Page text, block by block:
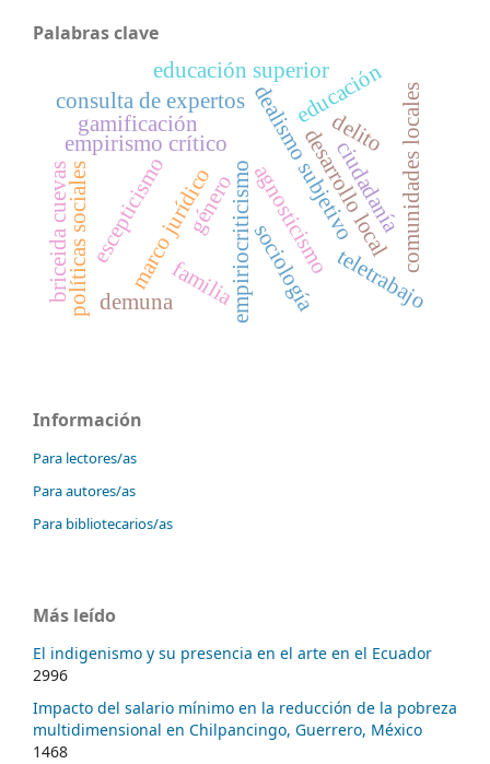
Palabras clave
empiriocriticismo
empirismo crítico dealismo subjetivo
escepticismo agnosticismo
marco jurídico teletrabajo
desarrollo local
sociología
políticas sociales
consulta de expertos educación
familia
ciudadanía
educación superior
gamificación comunidades locales
briceida cuevas género
demuna
delito
Información
Para lectores/as
Para autores/as
Para bibliotecarios/as
Más leído
El indigenismo y su presencia en el arte en el Ecuador
2996
Impacto del salario mínimo en la reducción de la pobreza
multidimensional en Chilpancingo, Guerrero, México
1468